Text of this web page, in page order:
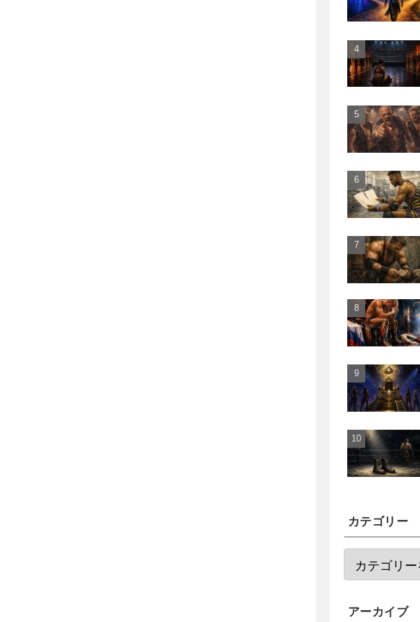
カテゴリー
アーカイブ